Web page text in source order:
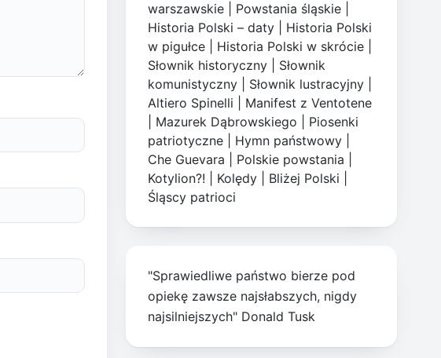
warszawskie
Powstania śląskie
Historia Polski – daty
Historia Polski
w pigułce
Historia Polski w skrócie
Słownik historyczny
Słownik
komunistyczny
Słownik lustracyjny
Altiero Spinelli
Manifest z Ventotene
Mazurek Dąbrowskiego
Piosenki
patriotyczne
Hymn państwowy
Che Guevara
Polskie powstania
Kotylion?!
Kolędy Bliżej Polski
Śląscy patrioci
"Sprawiedliwe państwo bierze pod
opiekę zawsze najsłabszych, nigdy
najsilniejszych" Donald Tusk